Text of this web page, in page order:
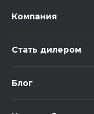
Компания
Стать дилером
Блог